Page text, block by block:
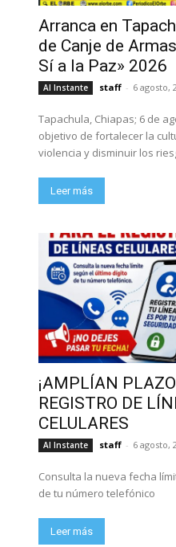
Arranca en
de Canje de
Sí a la Paz» 2026
Al Instante staff - 6 agosto,
Tapachula, Chiapas; 6 de
objetivo de fortalecer la
violencia y disminuir los
Leer más
¡AMPLÍAN
REGISTRO DE
CELULARES
Al Instante staff - 6 agosto,
Consulta la nueva fecha
de tu número telefónico
Leer más